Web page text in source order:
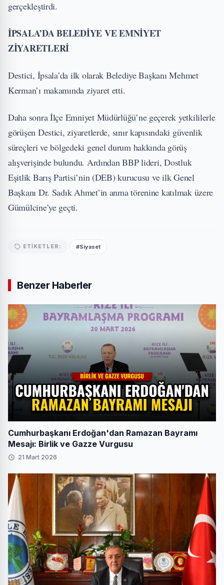
gerçekleştirdi.
İPSALA’DA BELEDİYE VE EMNİYET
ZİYARETLERİ
Destici, İpsala’da ilk olarak Belediye Başkanı Mehmet
Kerman’ı makamında ziyaret etti.
Daha sonra İlçe Emniyet Müdürlüğü’ne geçerek yetkililerle
görüşen Destici, ziyaretlerde, sınır kapısındaki güvenlik
süreçleri ve bölgedeki genel durum hakkında görüş
alışverişinde bulundu. Ardından BBP lideri, Dostluk
Eşitlik Barış Partisi’nin (DEB) kurucusu ve ilk Genel
Başkanı Dr. Sadık Ahmet’in anma törenine katılmak üzere
Gümülcine’ye geçti.
ETIKETLER: #Siyaset
Benzer Haberler
Cumhurbaşkanı Erdoğan'dan Ramazan Bayramı
Mesajı: Birlik ve Gazze Vurgusu
21 Mart 2026